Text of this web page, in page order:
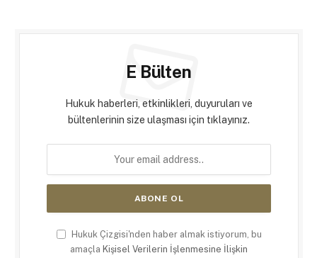
E Bülten
Hukuk haberleri, etkinlikleri, duyuruları ve
bültenlerinin size ulaşması için tıklayınız.
Hukuk Çizgisi'nden haber almak istiyorum, bu
amaçla Kişisel Verilerin İşlenmesine İlişkin